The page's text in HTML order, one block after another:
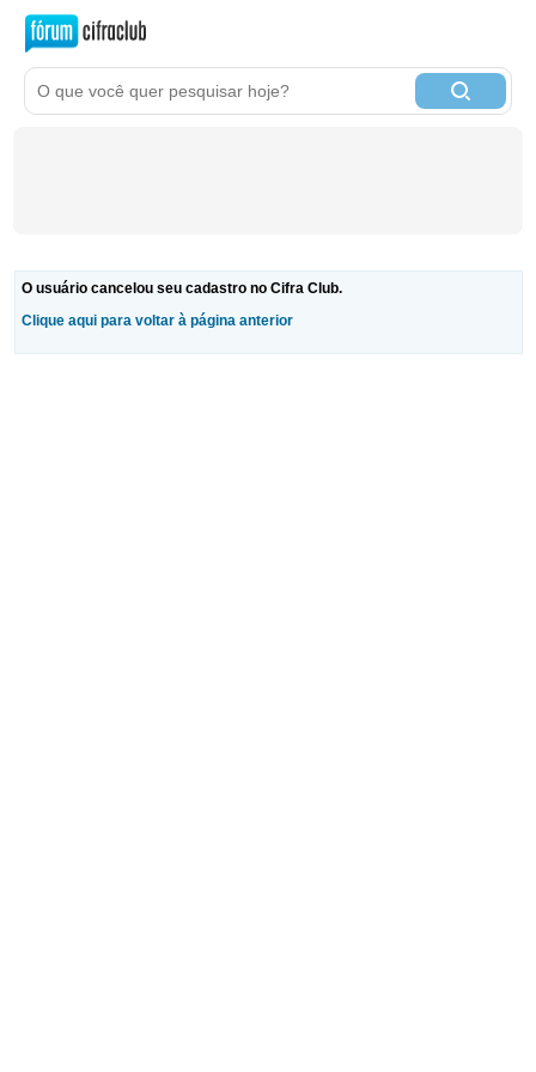
O usuário cancelou seu cadastro no Cifra Club.
Clique aqui para voltar à página anterior